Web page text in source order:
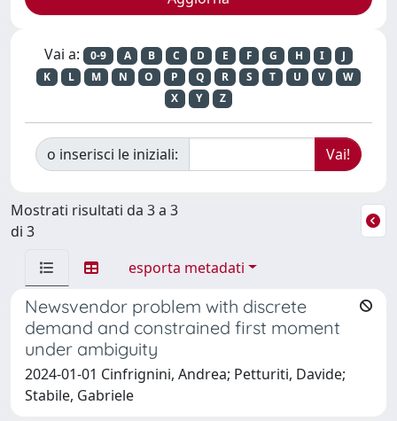
Vai a: 0-9 A B C D E F G H I
J
K
L M N O P Q R S T U V
W
X
Y Z
o inserisci le iniziali:
Mostrati risultati da 3 a 3
di 3
esporta metadati
Newsvendor problem with discrete
demand and constrained first moment
under ambiguity
2024-01-01 Cinfrignini, Andrea; Petturiti, Davide;
Stabile, Gabriele